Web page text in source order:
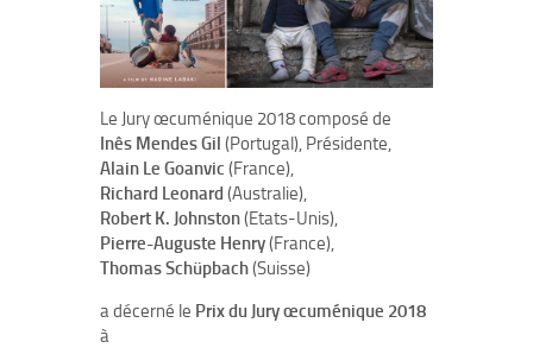
Le Jury œcuménique 2018 composé de
Inês Mendes Gil (Portugal), Présidente,
Alain Le Goanvic (France),
Richard Leonard (Australie),
Robert K. Johnston(Etats-Unis),
Pierre-Auguste Henry(France),
Thomas Schüpbach(Suisse)
a décerné le Prix du Jury œcuménique 2018
à